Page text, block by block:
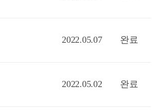
2022.05.07 완료
2022.05.02 완료